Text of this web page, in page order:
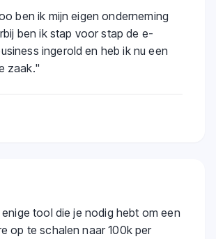
ben ik mijn eigen onderneming
ben ik stap voor stap de e-
ingerold en heb ik nu een
zaak."
tool die je nodig hebt om een
op te schalen naar 100k per